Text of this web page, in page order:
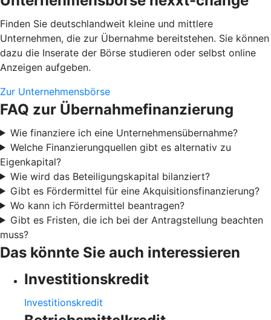
Finden Sie deutschlandweit kleine und mittlere
Unternehmen, die zur Übernahme bereitstehen. Sie können
dazu die Inserate der Börse studieren oder selbst online
Anzeigen aufgeben.
Zur Unternehmensbörse
FAQ zur Übernahmefinanzierung
Wie finanziere ich eine Unternehmensübernahme?
Welche Finanzierungquellen gibt es alternativ zu
Eigenkapital?
Wie wird das Beteiligungskapital bilanziert?
Gibt es Fördermittel für eine Akquisitionsfinanzierung?
Wo kann ich Fördermittel beantragen?
Gibt es Fristen, die ich bei der Antragstellung beachten
muss?
Das könnte Sie auch interessieren
Investitionskredit
Investitionskredit